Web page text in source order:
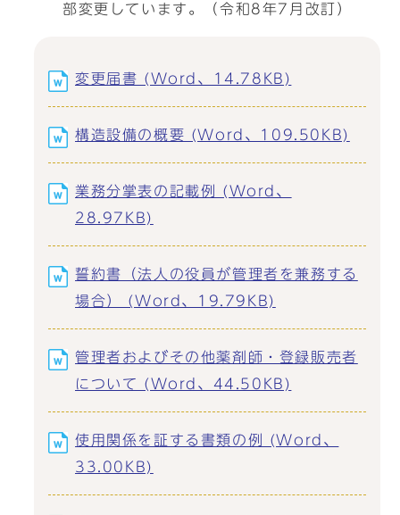
部変更しています。（令和8年7月改訂）
変更届書 (Word、14.78KB)
構造設備の概要 (Word、109.50KB)
業務分掌表の記載例 (Word、
28.97KB)
誓約書（法人の役員が管理者を兼務する
場合） (Word、19.79KB)
管理者およびその他薬剤師・登録販売者
について (Word、44.50KB)
使用関係を証する書類の例 (Word、
33.00KB)